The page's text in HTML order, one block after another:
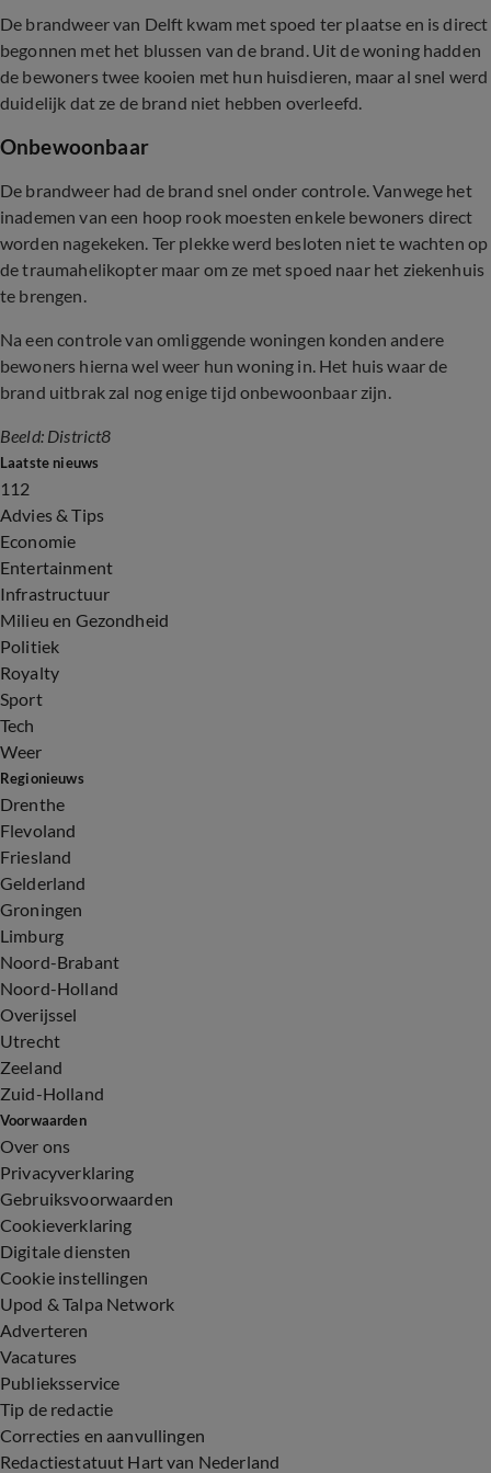
De brandweer van Delft kwam met spoed ter plaatse en is direct
begonnen met het blussen van de brand. Uit de woning hadden
de bewoners twee kooien met hun huisdieren, maar al snel werd
duidelijk dat ze de brand niet hebben overleefd.
Onbewoonbaar
De brandweer had de brand snel onder controle. Vanwege het
inademen van een hoop rook moesten enkele bewoners direct
worden nagekeken. Ter plekke werd besloten niet te wachten op
de traumahelikopter maar om ze met spoed naar het ziekenhuis
te brengen.
Na een controle van omliggende woningen konden andere
bewoners hierna wel weer hun woning in. Het huis waar de
brand uitbrak zal nog enige tijd onbewoonbaar zijn.
Beeld: District8
Laatste nieuws
112
Advies & Tips
Economie
Entertainment
Infrastructuur
Milieu en Gezondheid
Politiek
Royalty
Sport
Tech
Weer
Regionieuws
Drenthe
Flevoland
Friesland
Gelderland
Groningen
Limburg
Noord-Brabant
Noord-Holland
Overijssel
Utrecht
Zeeland
Zuid-Holland
Voorwaarden
Over ons
Privacyverklaring
Gebruiksvoorwaarden
Cookieverklaring
Digitale diensten
Cookie instellingen
Upod & Talpa Network
Adverteren
Vacatures
Publieksservice
Tip de redactie
Correcties en aanvullingen
Redactiestatuut Hart van Nederland